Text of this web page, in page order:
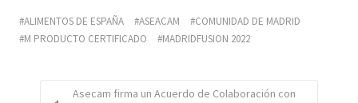
ALIMENTOS DE ESPAÑA ASEACAM
COMUNIDAD DE MADRID
M PRODUCTO CERTIFICADO
MADRIDFUSION 2022
Asecam firma un Acuerdo de Colaboración con